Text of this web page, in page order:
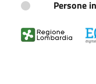
Persone